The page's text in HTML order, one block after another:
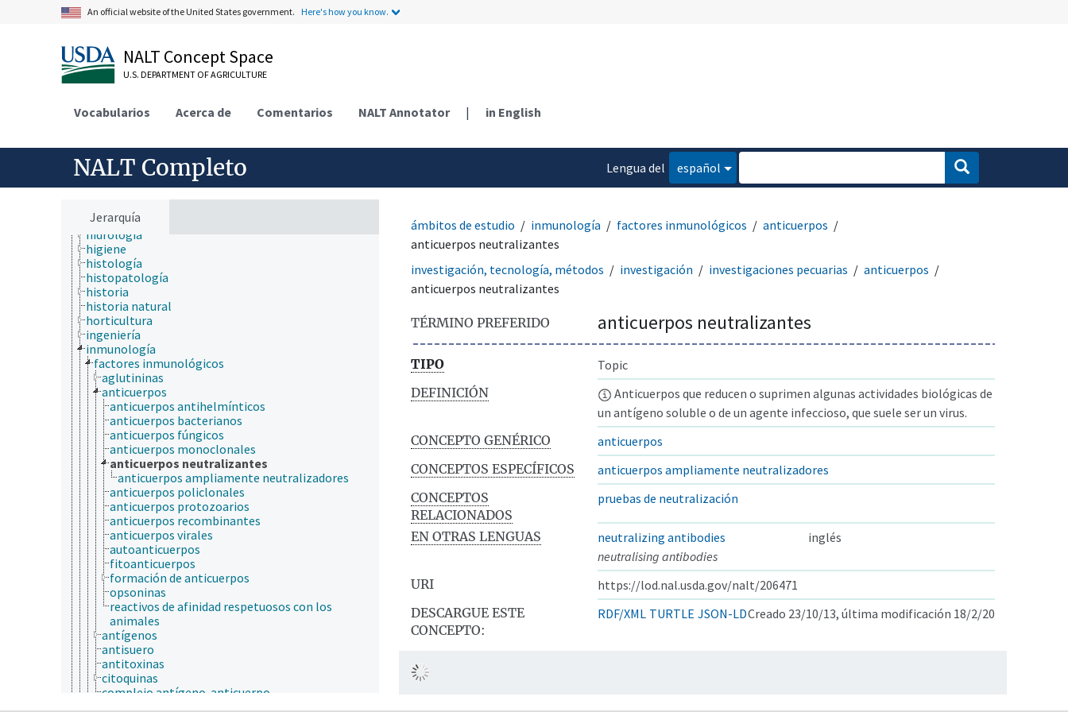
An official website of the United States government. Here's how you know.
NALT Concept Space
U.S. DEPARTMENT OF AGRICULTURE
Vocabularios Acerca de Comentarios NALT Annotator | in English
NALT Completo
Lengua del
español
Jerarquía
ecología
ecología humana
educación
embriología
endocrinología
especies químicas
etiología
fisiología
fisiopatología
fotobiología
genética
geología
hidrología
higiene
histología
histopatología
historia
historia natural
horticultura
ingeniería
inmunología
factores inmunológicos
aglutininas
anticuerpos
anticuerpos antihelmínticos
anticuerpos bacterianos
anticuerpos fúngicos
anticuerpos monoclonales
anticuerpos neutralizantes
anticuerpos ampliamente neutralizadores
anticuerpos policlonales
anticuerpos protozoarios
anticuerpos recombinantes
anticuerpos virales
autoanticuerpos
fitoanticuerpos
formación de anticuerpos
opsoninas
reactivos de afinidad respetuosos con los
animales
antígenos
antisuero
antitoxinas
citoquinas
complejo antígeno-anticuerpo
ámbitos de estudio inmunología factores inmunológicos
anticuerpos
anticuerpos neutralizantes
investigación, tecnología, métodos
investigación investigaciones pecuarias
anticuerpos
anticuerpos neutralizantes
TÉRMINO PREFERIDO anticuerpos neutralizantes
TIPO
Topic
DEFINICIÓN
Anticuerpos que reducen o suprimen algunas actividades biológicas de
un antígeno soluble o de un agente infeccioso, que suele ser un virus.
CONCEPTO GENÉRICO
anticuerpos
CONCEPTOS ESPECÍFICOS
anticuerpos ampliamente neutralizadores
CONCEPTOS
RELACIONADOS
pruebas de neutralización
EN OTRAS LENGUAS neutralizing antibodies
inglés
neutralising antibodies
URI
https://lod.nal.usda.gov/nalt/206471
DESCARGUE ESTE
CONCEPTO:
RDF/XML TURTLE JSON-LDCreado 23/10/13, última modificación 18/2/20